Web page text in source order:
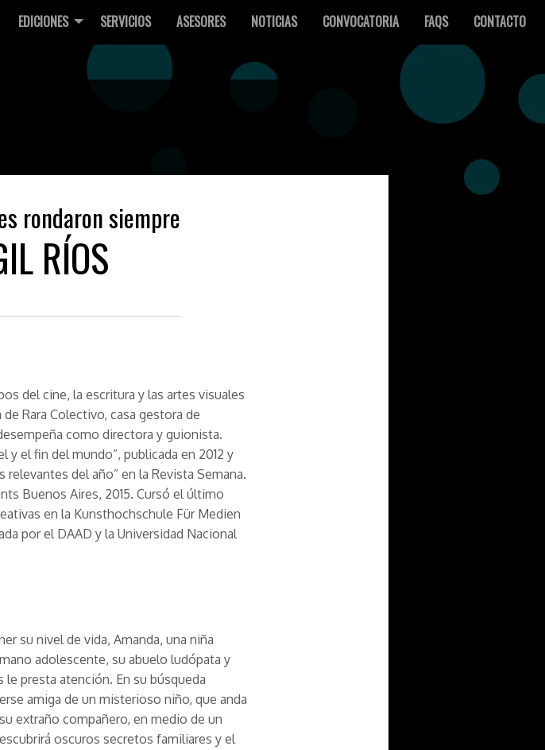
EDICIONES SERVICIOS ASESORES NOTICIAS CONVOCATORIA FAQS CONTACTO
rondaron siempre
RÍOS
del cine, la escritura y las artes visuales
Rara Colectivo, casa gestora de
como directora y guionista.
y el fin del mundo”, publicada en 2012 y
del año” en la Revista Semana.
Buenos Aires, 2015. Cursó el último
en la Kunsthochschule Für Medien
por el DAAD y la Universidad Nacional
su nivel de vida, Amanda, una niña
adolescente, su abuelo ludópata y
presta atención. En su búsqueda
amiga de un misterioso niño, que anda
extraño compañero, en medio de un
oscuros secretos familiares y el